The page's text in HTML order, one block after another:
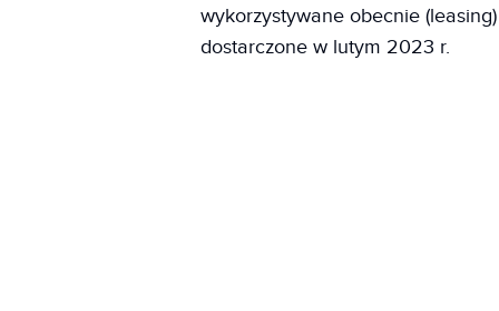
wykorzystywane obecnie
dostarczone w lutym 2023 r.